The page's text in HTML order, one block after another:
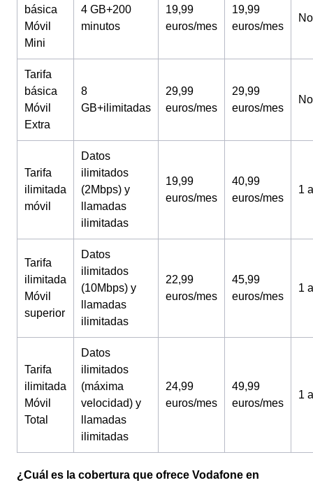
básica
Móvil
Mini
4 GB+200
minutos
19,99
euros/mes
19,99
euros/mes
No
Tarifa
básica
Móvil
Extra
8
GB+ilimitadas
29,99
euros/mes
29,99
euros/mes
No
Tarifa
ilimitada
móvil
Datos
ilimitados
(2Mbps) y
llamadas
ilimitadas
19,99
euros/mes
40,99
euros/mes
1
Tarifa
ilimitada
Móvil
superior
Datos
ilimitados
(10Mbps) y
llamadas
ilimitadas
22,99
euros/mes
45,99
euros/mes
1
Tarifa
ilimitada
Móvil
Total
Datos
ilimitados
(máxima
velocidad) y
llamadas
ilimitadas
24,99
euros/mes
49,99
euros/mes
1
¿Cuál es la cobertura que ofrece Vodafone en